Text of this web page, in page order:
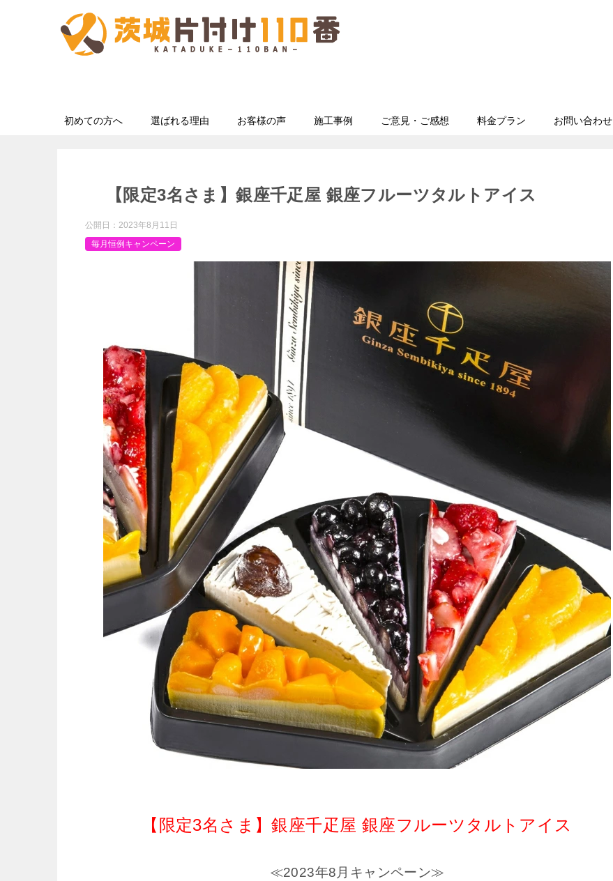
初めての方へ 選ばれる理由 お客様の声 施工事例 ご意見・ご感想 料金プラン お問い合わせ
【限定3名さま】銀座千疋屋 銀座フルーツタルトアイス
公開日： 2023年8月11日
毎月恒例キャンペーン
【限定3名さま】銀座千疋屋 銀座フルーツタルトアイス
≪2023年8月キャンペーン≫